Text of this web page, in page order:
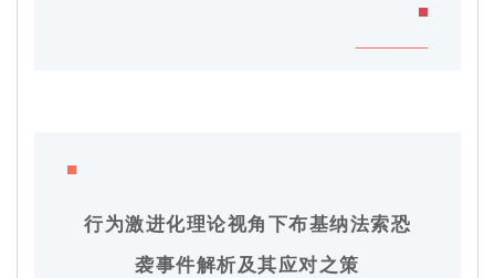
行为激进化理论视角下布基纳法索恐
袭事件解析及其应对之策